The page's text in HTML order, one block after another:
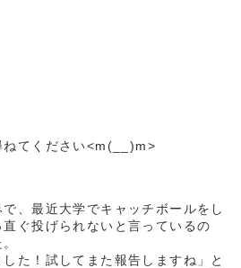
ねてください<m(__)m>
、最近大学でキャッチボールをし
ぐ投げられないと言っているの
た！試してまた報告しますね」と